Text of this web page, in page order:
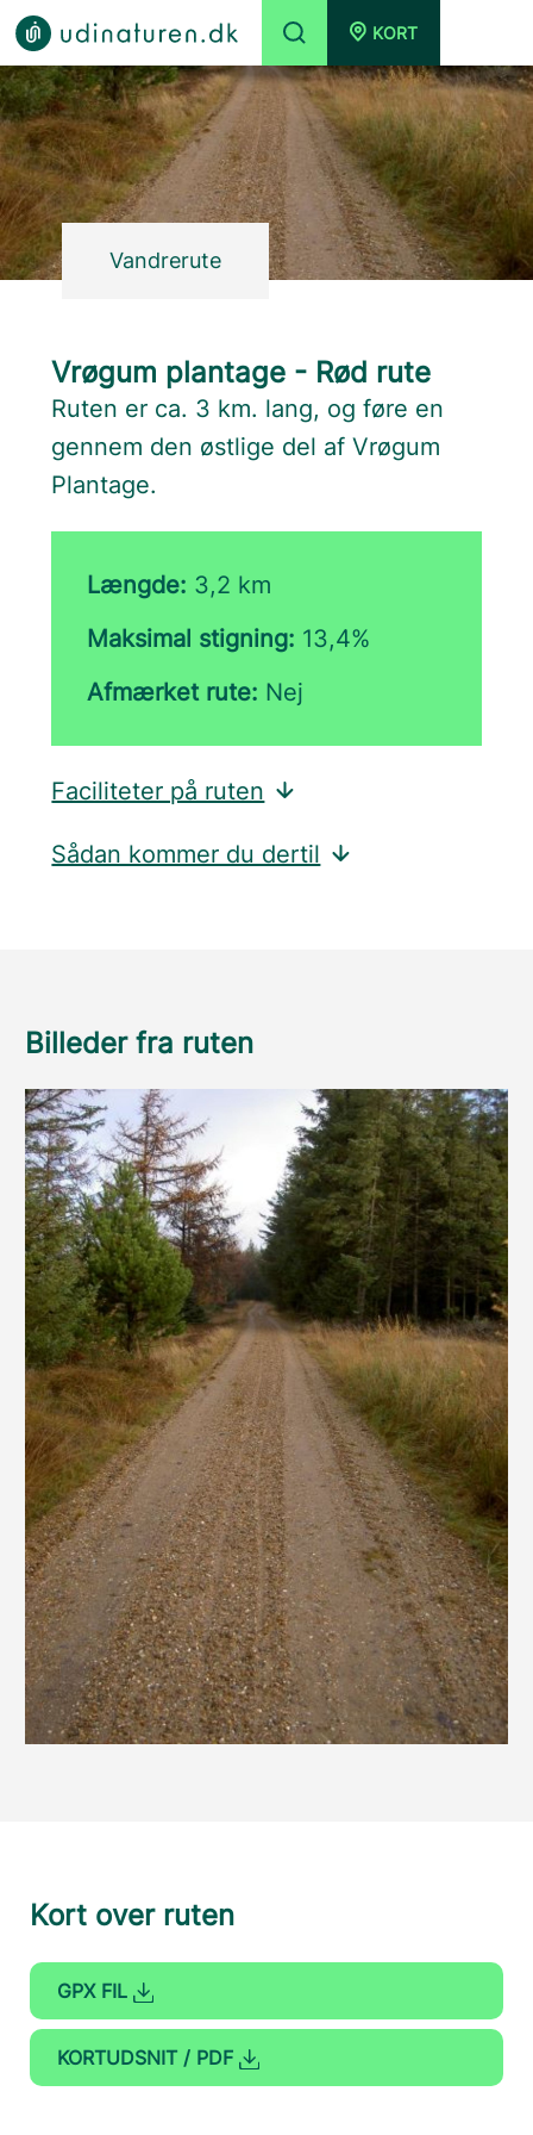
KORT
Vandrerute
Vrøgum plantage - Rød rute
Ruten er ca. 3 km. lang, og føre en
gennem den østlige del af Vrøgum
Plantage.
Længde: 3,2 km
Maksimal stigning: 13,4%
Afmærket rute: Nej
Faciliteter på ruten
Sådan kommer du dertil
Billeder fra ruten
Kort over ruten
GPX FIL
KORTUDSNIT / PDF